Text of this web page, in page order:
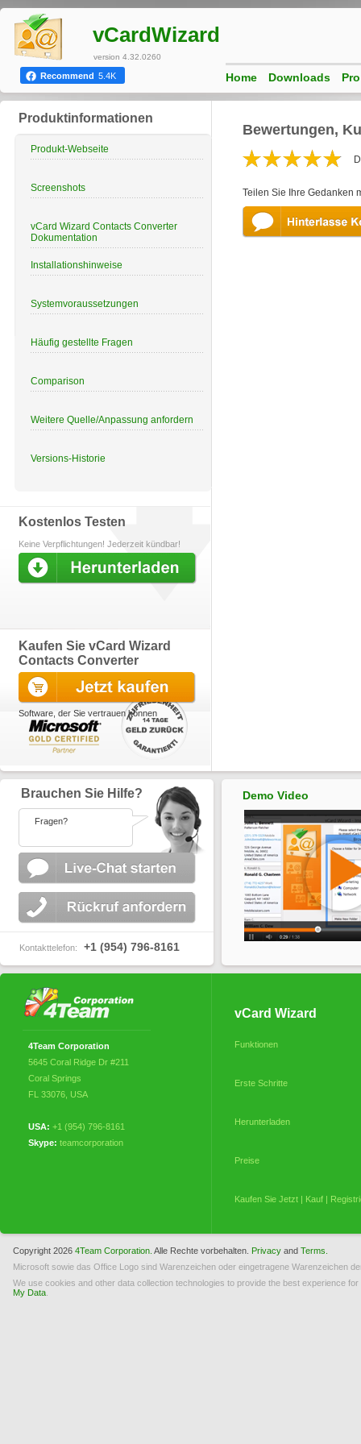
Bewertungen,
Teilen Sie Ihre Gedanken
Produktinformationen
Produkt-Webseite
Screenshots
vCard Wizard Contacts Converter
Dokumentation
Installationshinweise
Systemvoraussetzungen
Häufig gestellte Fragen
Comparison
Weitere Quelle/Anpassung anfordern
Versions-Historie
Kostenlos Testen
Keine Verpflichtungen! Jederzeit kündbar!
Kaufen Sie vCard Wizard
Contacts Converter
Software, der Sie vertrauen können
vCardWizard
version 4.32.0260
Recommend 5.4K Home Downloads
Brauchen Sie Hilfe?
Fragen?
Kontakttelefon: +1 (954) 796-8161
Demo Video
4Team Corporation
5645 Coral Ridge Dr #211
Coral Springs
FL 33076 USA
USA: +1 (954) 796-8161
Skype: teamcorporation
vCard Wizard
Funktionen
Erste Schritte
Herunterladen
Preise
Kaufen Sie Jetzt | Kauf |
Meine Bestellungen
Copyright 2026 4Team Corporation. Alle Rechte vorbehalten. Privacy and Terms.
Microsoft sowie das Office Logo sind Warenzeichen oder eingetragene Warenzeichen
We use cookies and other data collection technologies to provide the best experience
My Data